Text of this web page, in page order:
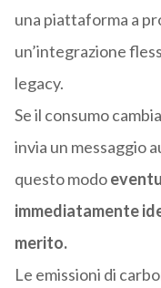
una piattaforma a
un’integrazione
legacy.
Se il consumo
invia un messaggio
questo modo
immediatamente
merito.
Le emissioni di